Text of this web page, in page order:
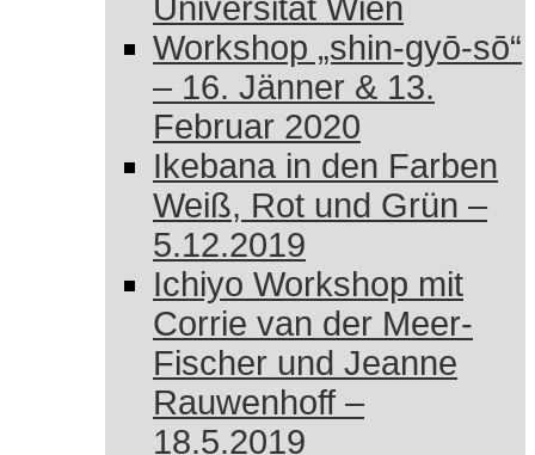
Universität Wien
Workshop „shin-gyō-sō“
– 16. Jänner & 13.
Februar 2020
Ikebana in den Farben
Weiß, Rot und Grün –
5.12.2019
Ichiyo Workshop mit
Corrie van der Meer-
Fischer und Jeanne
Rauwenhoff –
18.5.2019